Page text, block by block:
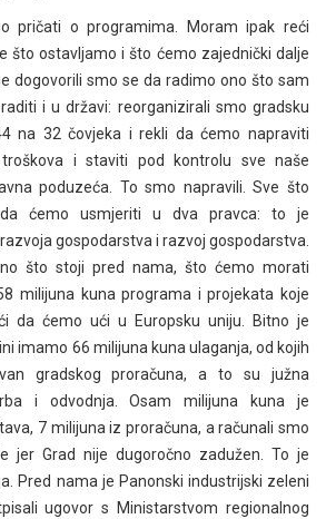
pričati o programima. Moram ipak reći
što ostavljamo i što ćemo zajednički dalje
dogovorili smo se da radimo ono što sam
i u državi: reorganizirali smo gradsku
na 32 čovjeka i rekli da ćemo napraviti
i staviti pod kontrolu sve naše
poduzeća. To smo napravili. Sve što
ćemo usmjeriti u dva pravca: to je
gospodarstva i razvoj gospodarstva.
što stoji pred nama, što ćemo morati
milijuna kuna programa i projekata koje
da ćemo ući u Europsku uniju. Bitno je
imamo 66 milijuna kuna ulaganja, od kojih
gradskog proračuna, a to su južna
i odvodnja. Osam milijuna kuna je
7 milijuna iz proračuna, a računali smo
jer Grad nije dugoročno zadužen. To je
Pred nama je Panonski industrijski zeleni
ugovor s Ministarstvom regionalnog